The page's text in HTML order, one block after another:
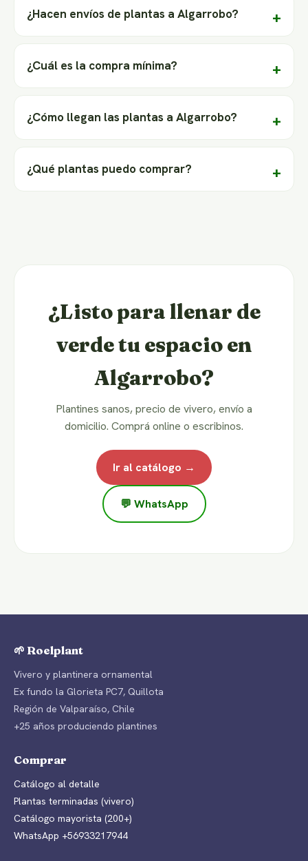
¿Hacen envíos de plantas a Algarrobo?
¿Cuál es la compra mínima?
¿Cómo llegan las plantas a Algarrobo?
¿Qué plantas puedo comprar?
¿Listo para llenar de
verde tu espacio en
Algarrobo?
Plantines sanos, precio de vivero, envío a
domicilio. Comprá online o escribinos.
Ir al catálogo →
💬 WhatsApp
🌱 Roelplant
Vivero y plantinera ornamental
Ex fundo la Glorieta PC7, Quillota
Región de Valparaíso, Chile
+25 años produciendo plantines
Comprar
Catálogo al detalle
Plantas terminadas (vivero)
Catálogo mayorista (200+)
WhatsApp +56933217944